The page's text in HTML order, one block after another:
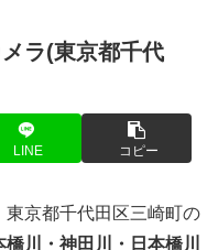
ラ(東京都千代
LINE コピー
東京都千代田区三崎町の
橋川・神田川・日本橋川